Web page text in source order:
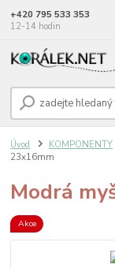
+420 795 533 353
12-14 hodin
Úvod KOMPONENTY
23x16mm
Modrá
Akce